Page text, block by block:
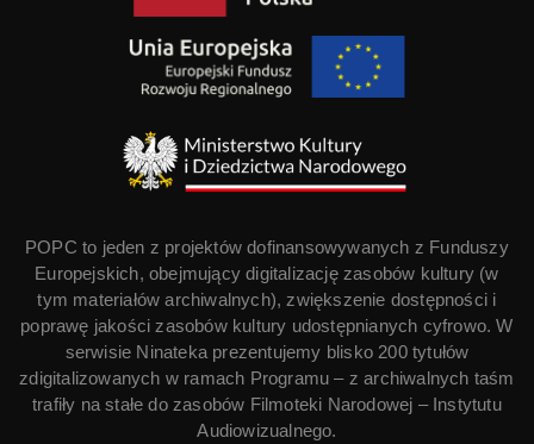
POPC to jeden z projektów dofinansowywanych z Funduszy
Europejskich, obejmujący digitalizację zasobów kultury (w
tym materiałów archiwalnych), zwiększenie dostępności i
poprawę jakości zasobów kultury udostępnianych cyfrowo. W
serwisie Ninateka prezentujemy blisko 200 tytułów
zdigitalizowanych w ramach Programu – z archiwalnych taśm
trafiły na stałe do zasobów Filmoteki Narodowej – Instytutu
Audiowizualnego.